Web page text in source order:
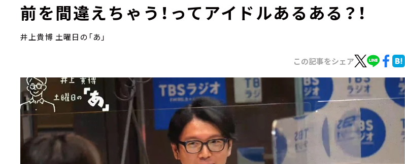
前を間違えちゃう！ってアイドルあるある？！
井上貴博 土曜日の「あ」
この記事をシェア